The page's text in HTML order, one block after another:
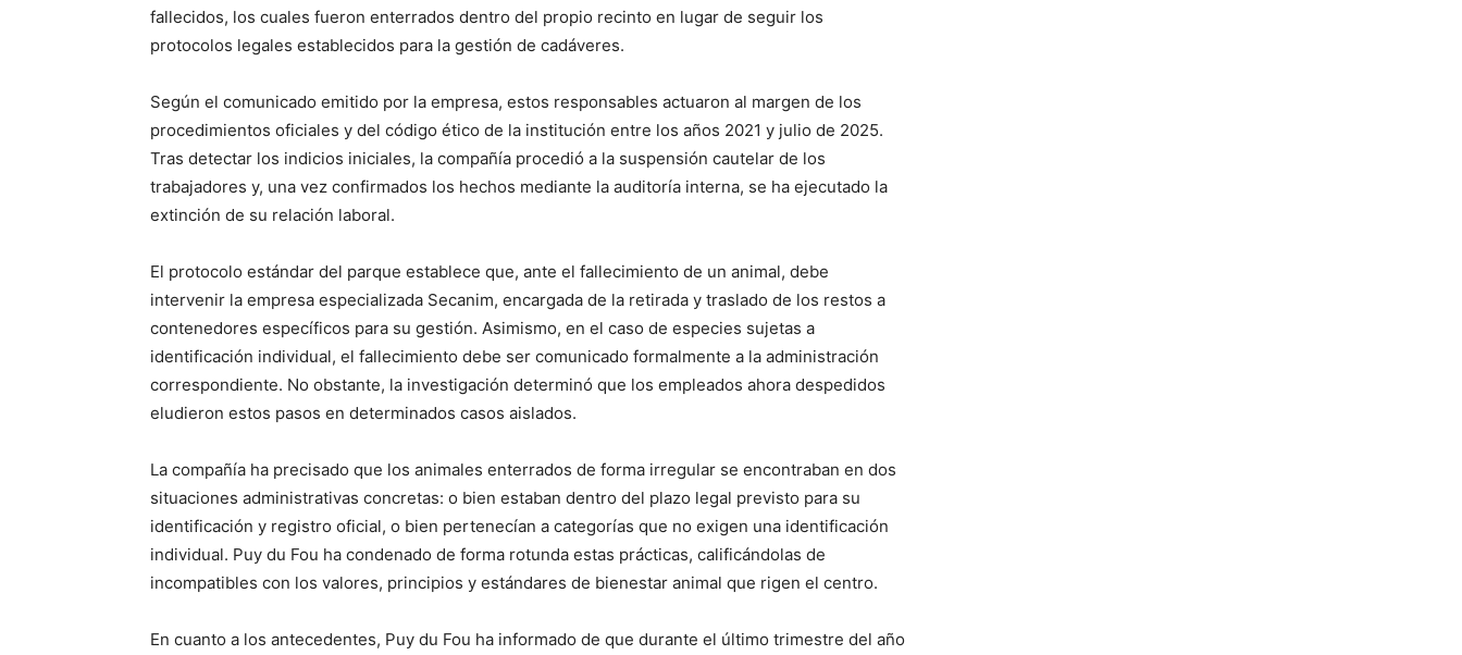
fallecidos, los cuales fueron enterrados dentro del propio recinto en lugar de seguir los
protocolos legales establecidos para la gestión de cadáveres.
Según el comunicado emitido por la empresa, estos responsables actuaron al margen de los
procedimientos oficiales y del código ético de la institución entre los años 2021 y julio de 2025.
Tras detectar los indicios iniciales, la compañía procedió a la suspensión cautelar de los
trabajadores y, una vez confirmados los hechos mediante la auditoría interna, se ha ejecutado la
extinción de su relación laboral.
El protocolo estándar del parque establece que, ante el fallecimiento de un animal, debe
intervenir la empresa especializada Secanim, encargada de la retirada y traslado de los restos a
contenedores específicos para su gestión. Asimismo, en el caso de especies sujetas a
identificación individual, el fallecimiento debe ser comunicado formalmente a la administración
correspondiente. No obstante, la investigación determinó que los empleados ahora despedidos
eludieron estos pasos en determinados casos aislados.
La compañía ha precisado que los animales enterrados de forma irregular se encontraban en dos
situaciones administrativas concretas: o bien estaban dentro del plazo legal previsto para su
identificación y registro oficial, o bien pertenecían a categorías que no exigen una identificación
individual. Puy du Fou ha condenado de forma rotunda estas prácticas, calificándolas de
incompatibles con los valores, principios y estándares de bienestar animal que rigen el centro.
En cuanto a los antecedentes, Puy du Fou ha informado de que durante el último trimestre del año